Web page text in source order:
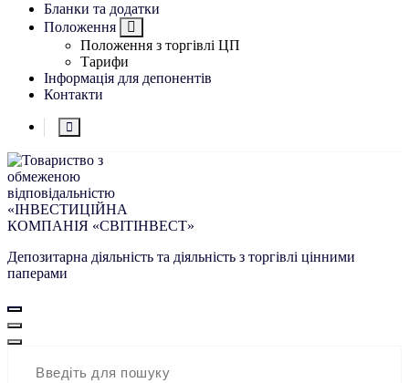
Бланки та додатки
Положення
Положення з торгівлі ЦП
Тарифи
Інформація для депонентів
Контакти
Депозитарна діяльність та діяльність з торгівлі цінними
паперами